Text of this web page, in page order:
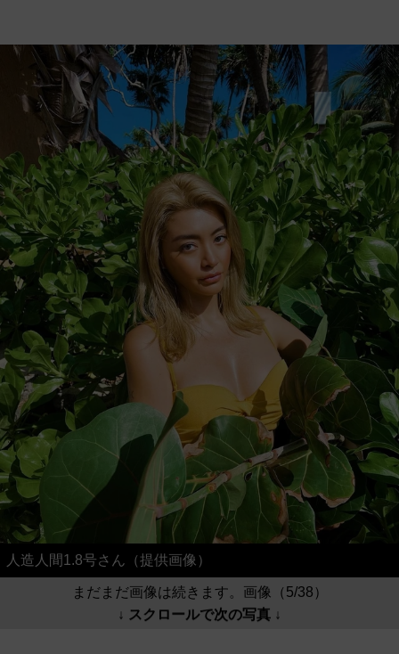
人造人間1.8号さん（提供画像）
まだまだ画像は続きます。画像（5/38）
↓ スクロールで次の写真 ↓